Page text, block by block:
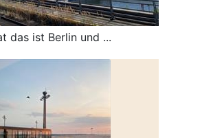
das ist Berlin und ...